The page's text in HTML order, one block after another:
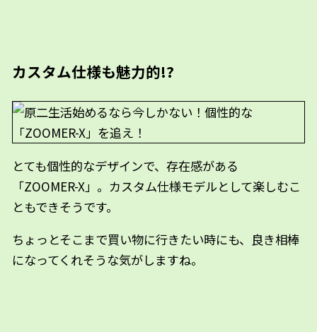
カスタム仕様も魅力的!?
とても個性的なデザインで、存在感がある
「ZOOMER-X」。カスタム仕様モデルとして楽しむこ
ともできそうです。
ちょっとそこまで買い物に行きたい時にも、良き相棒
になってくれそうな気がしますね。